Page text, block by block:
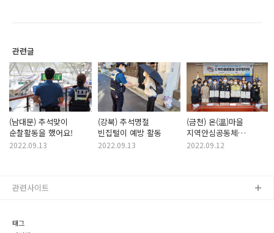
관련글
(남대문) 추석맞이
순찰활동을 했어요!
2022.09.13
(강북) 추석명절
빈집털이 예방 활동
2022.09.13
(금천) 온(溫)마을
지역안심공동체
업무협약식,
2022.09.12
태그
관련사이트